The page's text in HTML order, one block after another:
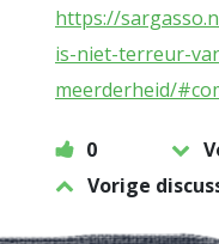
https://
is-niet-terreur-
meerderheid/
0
Vorige